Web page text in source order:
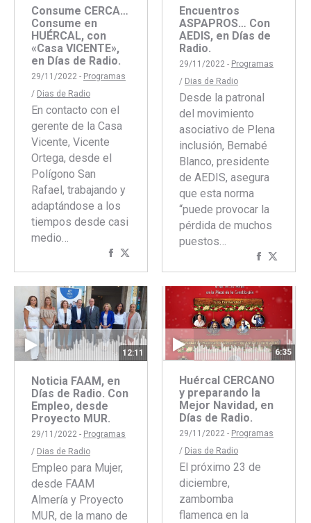
Consume CERCA…
Consume en
HUÉRCAL, con
«Casa VICENTE»,
en Días de Radio.
29/11/2022 - Programas
/ Dias de Radio
En contacto con el
gerente de la Casa
Vicente, Vicente
Ortega, desde el
Polígono San
Rafael, trabajando y
adaptándose a los
tiempos desde casi
medio…
Compartir
con
Facebook
con
Twitter
Encuentros
ASPAPROS… Con
AEDIS, en Días de
Radio.
29/11/2022 - Programas
/ Dias de Radio
Desde la patronal
del movimiento
asociativo de Plena
inclusión, Bernabé
Blanco, presidente
de AEDIS, asegura
que esta norma
“puede provocar la
pérdida de muchos
puestos…
Compartir
concon
12:11
Noticia FAAM, en
Días de Radio. Con
Empleo, desde
Proyecto MUR.
29/11/2022 - Programas
/ Dias de Radio
Empleo para Mujer,
desde FAAM
Almería y Proyecto
MUR, de la mano de
6:35
Huércal CERCANO
y preparando la
Mejor Navidad, en
Días de Radio.
29/11/2022 - Programas
/ Dias de Radio
El próximo 23 de
diciembre,
zambomba
flamenca en la